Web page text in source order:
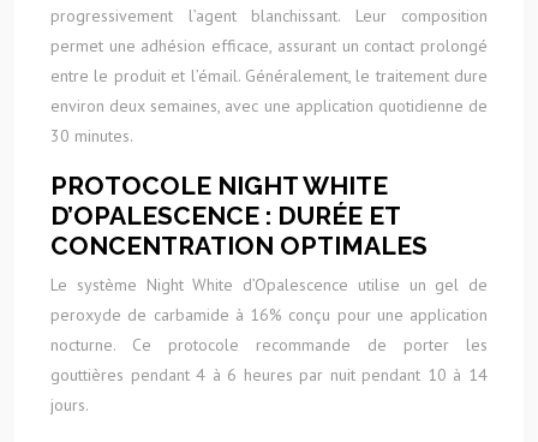
progressivement l’agent blanchissant. Leur composition
permet une adhésion efficace, assurant un contact prolongé
entre le produit et l’émail. Généralement, le traitement dure
environ deux semaines, avec une application quotidienne de
30 minutes.
PROTOCOLE NIGHT WHITE
D’OPALESCENCE : DURÉE ET
CONCENTRATION OPTIMALES
Le système Night White d’Opalescence utilise un gel de
peroxyde de carbamide à 16% conçu pour une application
nocturne. Ce protocole recommande de porter les
gouttières pendant 4 à 6 heures par nuit pendant 10 à 14
jours.